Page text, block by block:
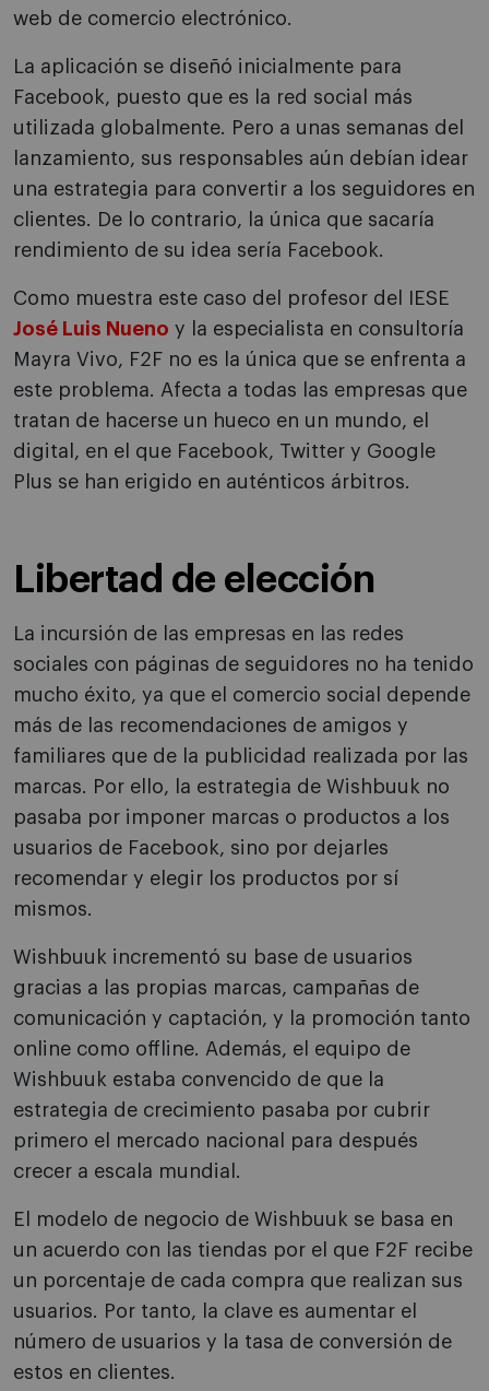
web de comercio electrónico.
La aplicación se diseñó inicialmente para
Facebook, puesto que es la red social más
utilizada globalmente. Pero a unas semanas del
lanzamiento, sus responsables aún debían idear
una estrategia para convertir a los seguidores en
clientes. De lo contrario, la única que sacaría
rendimiento de su idea sería Facebook.
Como muestra este caso del profesor del IESE
José Luis Nueno y la especialista en consultoría
Mayra Vivo, F2F no es la única que se enfrenta a
este problema. Afecta a todas las empresas que
tratan de hacerse un hueco en un mundo, el
digital, en el que Facebook, Twitter y Google
Plus se han erigido en auténticos árbitros.
Libertad de elección
La incursión de las empresas en las redes
sociales con páginas de seguidores no ha tenido
mucho éxito, ya que el comercio social depende
más de las recomendaciones de amigos y
familiares que de la publicidad realizada por las
marcas. Por ello, la estrategia de Wishbuuk no
pasaba por imponer marcas o productos a los
usuarios de Facebook, sino por dejarles
recomendar y elegir los productos por sí
mismos.
Wishbuuk incrementó su base de usuarios
gracias a las propias marcas, campañas de
comunicación y captación, y la promoción tanto
online como offline. Además, el equipo de
Wishbuuk estaba convencido de que la
estrategia de crecimiento pasaba por cubrir
primero el mercado nacional para después
crecer a escala mundial.
El modelo de negocio de Wishbuuk se basa en
un acuerdo con las tiendas por el que F2F recibe
un porcentaje de cada compra que realizan sus
usuarios. Por tanto, la clave es aumentar el
número de usuarios y la tasa de conversión de
estos en clientes.